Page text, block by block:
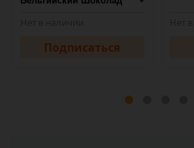
Подписаться